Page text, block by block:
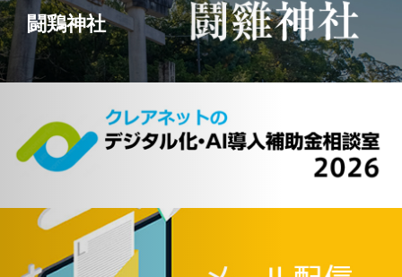
闘鶏神社